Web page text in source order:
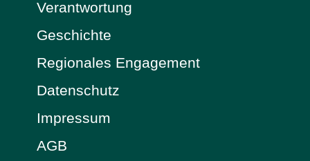
Verantwortung
Geschichte
Regionales Engagement
Datenschutz
Impressum
AGB